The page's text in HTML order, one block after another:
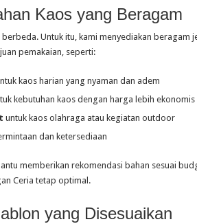
Kaos yang Beragam
Untuk itu, kami menyediakan beragam
pemakaian, seperti:
kaos harian yang nyaman dan adem
kebutuhan kaos dengan harga lebih ekonomis
untuk kaos olahraga atau kegiatan outdoor
dan ketersediaan
memberikan rekomendasi bahan sesuai
Ceria tetap optimal.
yang Disesuaikan